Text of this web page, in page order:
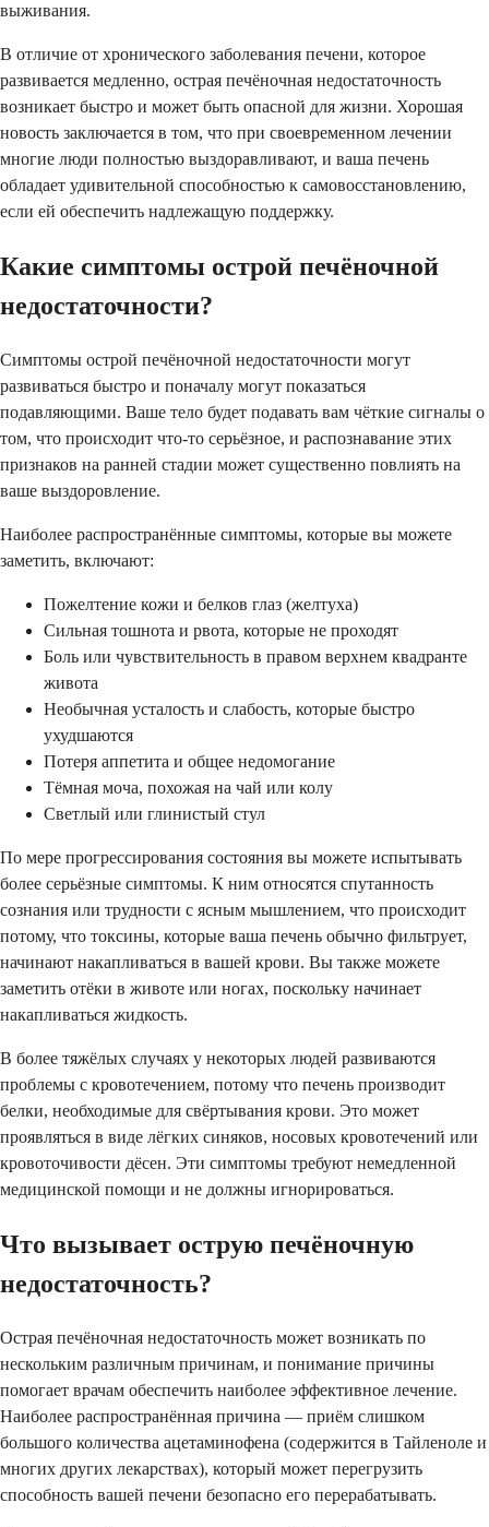
выживания.
В отличие от хронического заболевания печени, которое
развивается медленно, острая печёночная недостаточность
возникает быстро и может быть опасной для жизни. Хорошая
новость заключается в том, что при своевременном лечении
многие люди полностью выздоравливают, и ваша печень
обладает удивительной способностью к самовосстановлению,
если ей обеспечить надлежащую поддержку.
Какие симптомы острой печёночной
недостаточности?
Симптомы острой печёночной недостаточности могут
развиваться быстро и поначалу могут показаться
подавляющими. Ваше тело будет подавать вам чёткие сигналы о
том, что происходит что-то серьёзное, и распознавание этих
признаков на ранней стадии может существенно повлиять на
ваше выздоровление.
Наиболее распространённые симптомы, которые вы можете
заметить, включают:
Пожелтение кожи и белков глаз (желтуха)
Сильная тошнота и рвота, которые не проходят
Боль или чувствительность в правом верхнем квадранте
живота
Необычная усталость и слабость, которые быстро
ухудшаются
Потеря аппетита и общее недомогание
Тёмная моча, похожая на чай или колу
Светлый или глинистый стул
По мере прогрессирования состояния вы можете испытывать
более серьёзные симптомы. К ним относятся спутанность
сознания или трудности с ясным мышлением, что происходит
потому, что токсины, которые ваша печень обычно фильтрует,
начинают накапливаться в вашей крови. Вы также можете
заметить отёки в животе или ногах, поскольку начинает
накапливаться жидкость.
В более тяжёлых случаях у некоторых людей развиваются
проблемы с кровотечением, потому что печень производит
белки, необходимые для свёртывания крови. Это может
проявляться в виде лёгких синяков, носовых кровотечений или
кровоточивости дёсен. Эти симптомы требуют немедленной
медицинской помощи и не должны игнорироваться.
Что вызывает острую печёночную
недостаточность?
Острая печёночная недостаточность может возникать по
нескольким различным причинам, и понимание причины
помогает врачам обеспечить наиболее эффективное лечение.
Наиболее распространённая причина — приём слишком
большого количества ацетаминофена (содержится в Тайленоле и
многих других лекарствах), который может перегрузить
способность вашей печени безопасно его перерабатывать.